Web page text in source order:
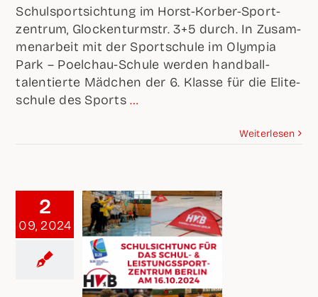
Schul­sport­sich­tung im Horst-Korb­er-Sport­
zen­trum, Glo­cken­turm­str. 3+5 durch. In Zusam­
men­ar­beit mit der Sport­schu­le im Olym­pia
Park – Poel­chau-Schu­le wer­den hand­ball-
talen­tier­te Mäd­chen der 6. Klas­se für die Eli­te­
schu­le des Sports…
Wei­ter­le­sen
2
09, 2024